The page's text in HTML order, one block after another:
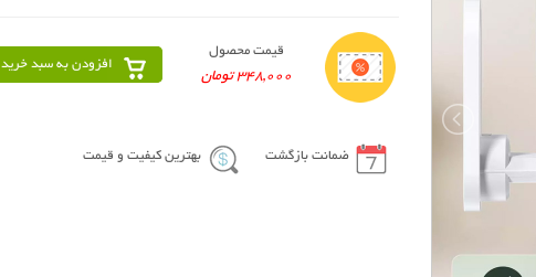
قیمت محصول
348,000 تومان
افزودن به سبد خرید
ضمانت بازگشت بهترین کیفیت و قیمت